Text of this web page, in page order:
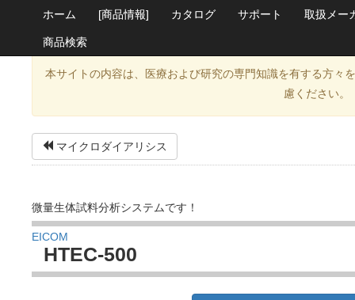
ホーム [商品情報] カタログ サポート 取扱メー
商品検索
本サイトの内容は、医療および研究の専門知識を有する方々
慮ください。
マイクロダイアリシス
微量生体試料分析システムです！
EICOM
HTEC-500